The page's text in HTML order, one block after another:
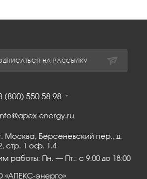
НА РАССЫЛКУ
(800) 550 58 98
energy.ru
Москва, Берсеневский пер., д.
стр. 1 оф. 1.4
работы: Пн. – Пт.: с 9:00 до 18:00
энерго»